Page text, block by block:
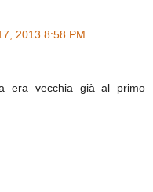
2013 8:58 PM
era vecchia già al primo